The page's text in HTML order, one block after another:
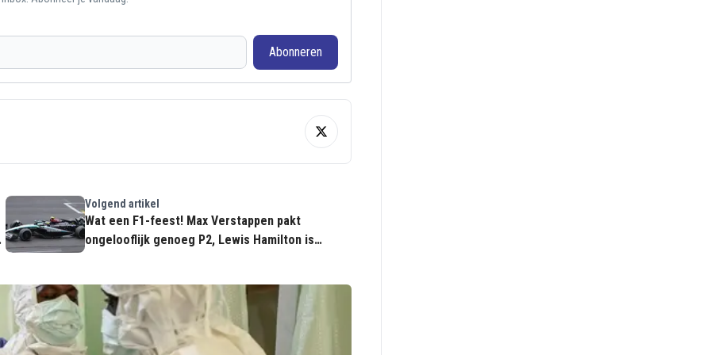
Abonneren
Volgend artikel
Wat een F1-feest! Max Verstappen pakt
ongelooflijk genoeg P2, Lewis Hamilton is